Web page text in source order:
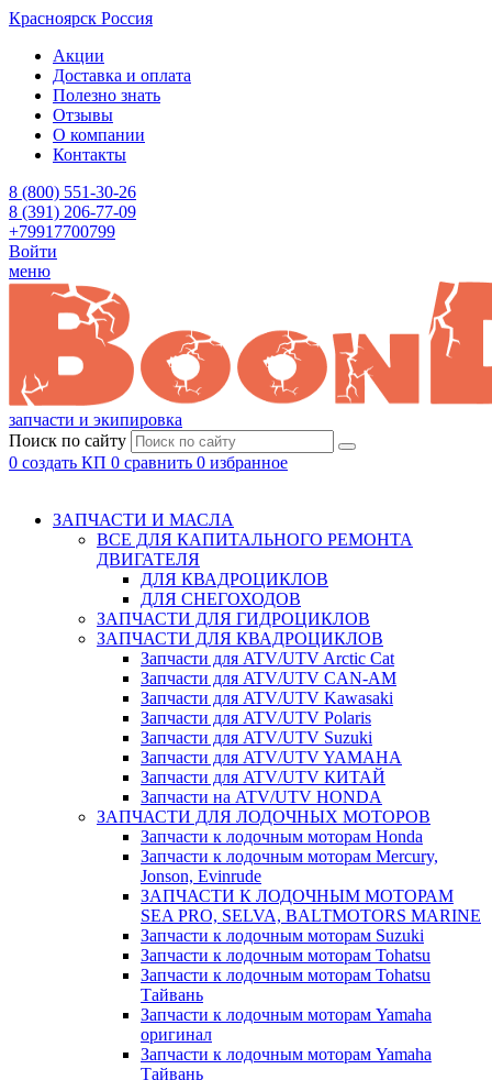
Красноярск Россия
Акции
Доставка и оплата
Полезно знать
Отзывы
О компании
Контакты
8 (800) 551-30-26
8 (391) 206-77-09
+79917700799
Войти
меню
запчасти и экипировка
Поиск по сайту
0 создать КП 0 сравнить 0 избранное
ЗАПЧАСТИ И МАСЛА
ВСЕ ДЛЯ КАПИТАЛЬНОГО РЕМОНТА
ДВИГАТЕЛЯ
ДЛЯ КВАДРОЦИКЛОВ
ДЛЯ СНЕГОХОДОВ
ЗАПЧАСТИ ДЛЯ ГИДРОЦИКЛОВ
ЗАПЧАСТИ ДЛЯ КВАДРОЦИКЛОВ
Запчасти для ATV/UTV Arctic Cat
Запчасти для ATV/UTV CAN-AM
Запчасти для ATV/UTV Kawasaki
Запчасти для ATV/UTV Polaris
Запчасти для ATV/UTV Suzuki
Запчасти для ATV/UTV YAMAHA
Запчасти для ATV/UTV КИТАЙ
Запчасти на ATV/UTV HONDA
ЗАПЧАСТИ ДЛЯ ЛОДОЧНЫХ МОТОРОВ
Запчасти к лодочным моторам Honda
Запчасти к лодочным моторам Mercury,
Jonson, Evinrude
ЗАПЧАСТИ К ЛОДОЧНЫМ МОТОРАМ
SEA PRO, SELVA, BALTMOTORS MARINE
Запчасти к лодочным моторам Suzuki
Запчасти к лодочным моторам Tohatsu
Запчасти к лодочным моторам Tohatsu
Тайвань
Запчасти к лодочным моторам Yamaha
оригинал
Запчасти к лодочным моторам Yamaha
Тайвань